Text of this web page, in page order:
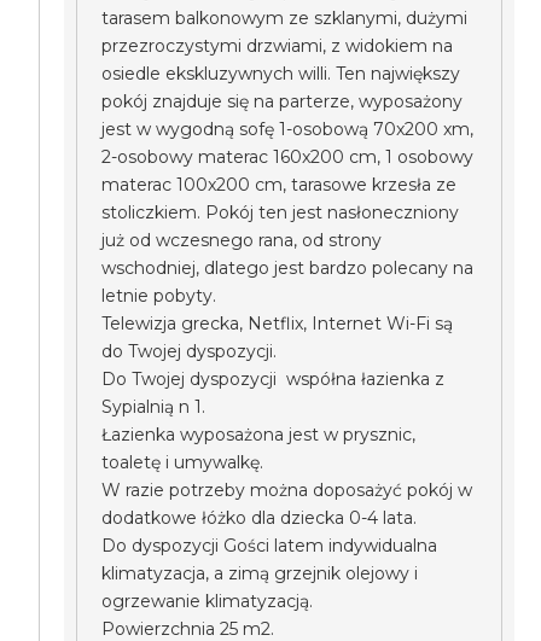
tarasem balkonowym ze szklanymi, dużymi
przezroczystymi drzwiami, z widokiem na
osiedle ekskluzywnych willi. Ten największy
pokój znajduje się na parterze, wyposażony
jest w wygodną sofę 1-osobową 70x200 xm,
2-osobowy materac 160x200 cm, 1 osobowy
materac 100x200 cm, tarasowe krzesła ze
stoliczkiem. Pokój ten jest nasłoneczniony
już od wczesnego rana, od strony
wschodniej, dlatego jest bardzo polecany na
letnie pobyty.
Telewizja grecka, Netflix, Internet Wi-Fi są
do Twojej dyspozycji.
Do Twojej dyspozycji współna łazienka z
Sypialnią n 1.
Łazienka wyposażona jest w prysznic,
toaletę i umywalkę.
W razie potrzeby można doposażyć pokój w
dodatkowe łóżko dla dziecka 0-4 lata.
Do dyspozycji Gości latem indywidualna
klimatyzacja, a zimą grzejnik olejowy i
ogrzewanie klimatyzacją.
Powierzchnia 25 m2.